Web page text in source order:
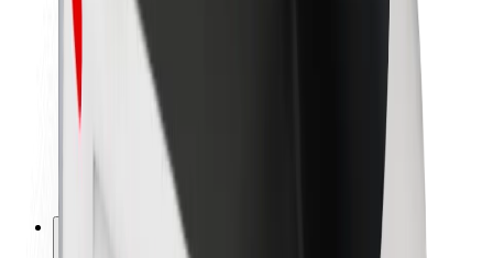
Misija
Attiecības ar investoriem
Pilsētvides fonds